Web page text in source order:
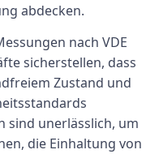
abdecken.
nach VDE
sicherstellen, dass
Zustand und
sind unerlässlich, um
die Einhaltung von